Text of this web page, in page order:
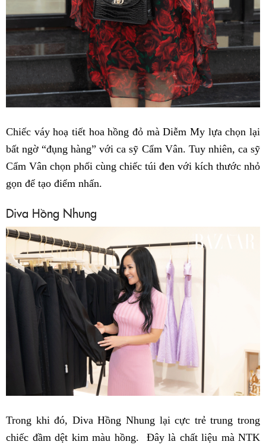
Chiếc váy hoạ tiết hoa hồng đỏ mà Diễm My lựa chọn lại
bất ngờ “đụng hàng” với ca sỹ Cẩm Vân. Tuy nhiên, ca sỹ
Cẩm Vân chọn phối cùng chiếc túi đen với kích thước nhỏ
gọn để tạo điểm nhấn.
Diva Hồng Nhung
Trong khi đó, Diva Hồng Nhung lại cực trẻ trung trong
chiếc đầm dệt kim màu hồng. Đây là chất liệu mà NTK